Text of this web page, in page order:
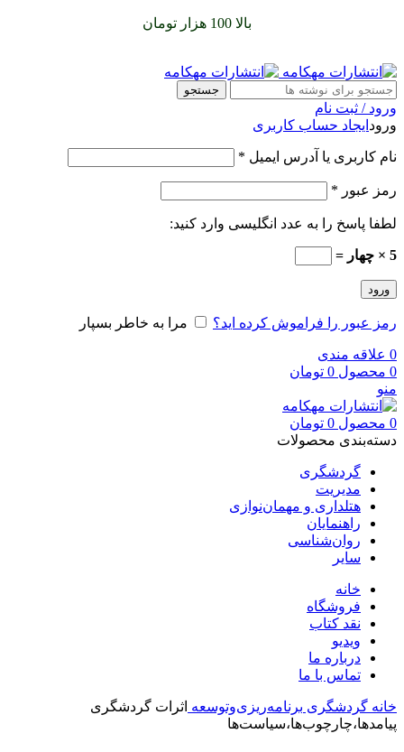
بالا 100 هزار تومان
جستجو
ورود / ثبت نام
ورود ایجاد حساب کاربری
نام کاربری یا آدرس ایمیل *
رمز عبور *
لطفا پاسخ را به عدد انگلیسی وارد کنید:
5 × چهار =
ورود
رمز عبور را فراموش کرده اید؟ مرا به خاطر بسپار
0 علاقه مندی
0 محصول 0 تومان
منو
0 محصول 0 تومان
دسته‌بندی محصولات
گردشگری
مدیریت
هتلداری و مهمان‌نوازی
راهنمایان
روان‌شناسی
سایر
خانه
فروشگاه
نقد کتاب
ویدیو
درباره‌ ما
تماس با ما
خانه گردشگری برنامه‌ریزی‌وتوسعه اثرات گردشگری
پیامد‌ها،چارچوب‌ها،سیاست‌ها